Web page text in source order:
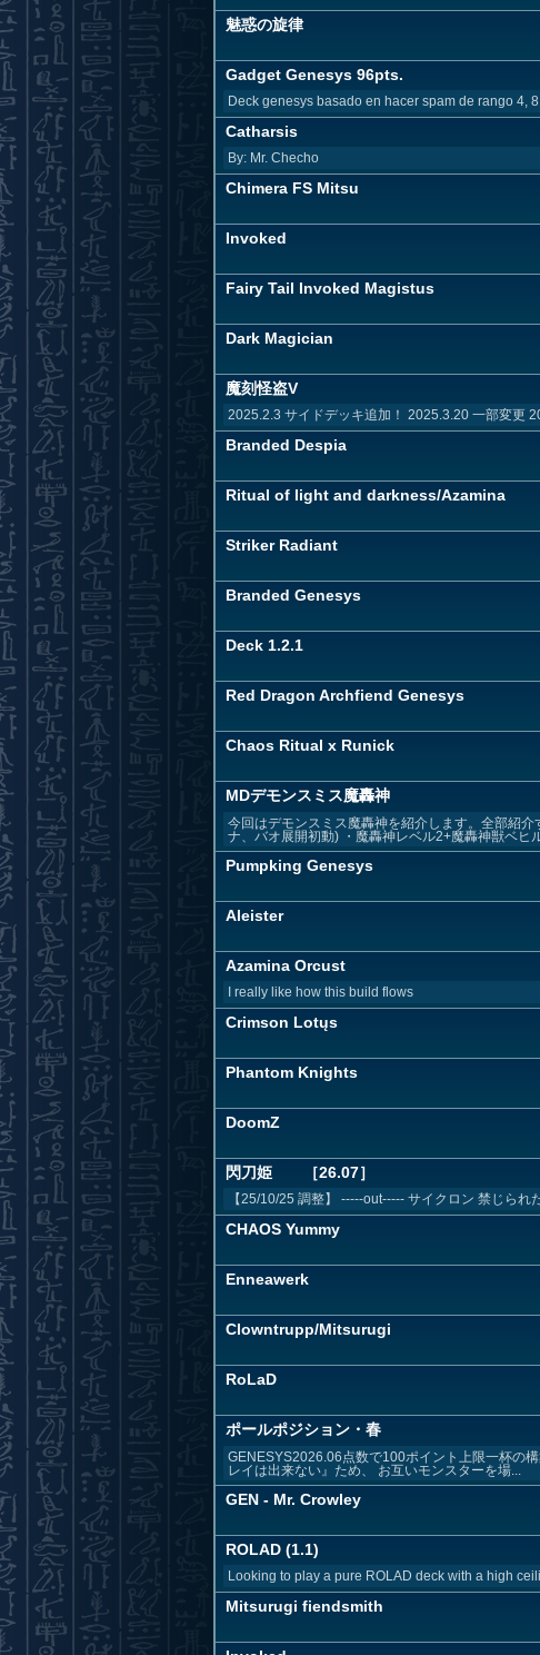
魅惑の旋律
Gadget Genesys 96pts.
Deck genesys basado en hacer spam de rango 4,
Catharsis
By: Mr. Checho
Chimera FS Mitsu
Invoked
Fairy Tail Invoked Magistus
Dark Magician
魔刻怪盗V
2025.2.3 サイドデッキ追加！ 2025.3.20 一部変更
Branded Despia
Ritual of light and darkness/Azamina
Striker Radiant
Branded Genesys
Deck 1.2.1
Red Dragon Archfiend Genesys
Chaos Ritual x Runick
MDデモンスミス魔轟神
今回はデモンスミス魔轟神を紹介します。全部紹
ナ、バオ展開初動) ・魔轟神レベル2+魔轟神獣ベヒル
Pumpking Genesys
Aleister
Azamina Orcust
I really like how this build flows
Crimson Lotųs
Phantom Knights
DoomZ
閃刀姫 ［26.07］
【25/10/25 調整】 -----out----- サイクロン 禁じら
CHAOS Yummy
Enneawerk
Clowntrupp/Mitsurugi
RoLaD
ポールポジション・春
GENESYS2026.06点数で100ポイント上限一杯の
レイは出来ない』ため、 お互いモンスターを場...
GEN - Mr. Crowley
ROLAD (1.1)
Looking to play a pure ROLAD deck with a high
Mitsurugi fiendsmith